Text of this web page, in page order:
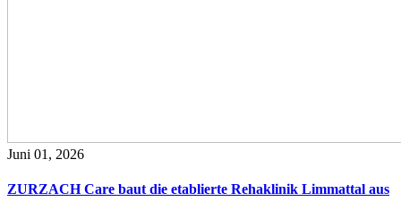
Juni 01, 2026
ZURZACH Care baut die etablierte Rehaklinik Limmattal aus